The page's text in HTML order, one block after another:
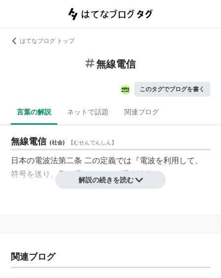
はてなブログ トップ
無線電信
このタグでブログを書く
言葉の解説 ネットで話題 関連ブログ
無線電信 (社会) 【むせんでんしん】
日本の電波法第二条 二の定義では『電波を利用して、
符号を送り、又は受けるための通信設備』。
解説の続きを読む
関連ブログ